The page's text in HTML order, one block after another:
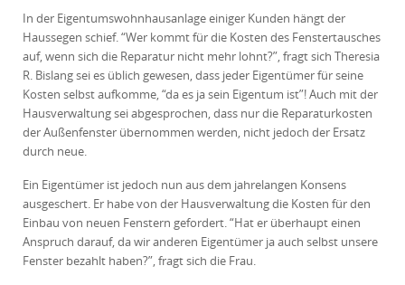
In der Eigentumswohnhausanlage einiger Kunden hängt der
Haussegen schief. “Wer kommt für die Kosten des Fenstertausches
auf, wenn sich die Reparatur nicht mehr lohnt?”, fragt sich Theresia
R. Bislang sei es üblich gewesen, dass jeder Eigentümer für seine
Kosten selbst aufkomme, “da es ja sein Eigentum ist”! Auch mit der
Hausverwaltung sei abgesprochen, dass nur die Reparaturkosten
der Außenfenster übernommen werden, nicht jedoch der Ersatz
durch neue.
Ein Eigentümer ist jedoch nun aus dem jahrelangen Konsens
ausgeschert. Er habe von der Hausverwaltung die Kosten für den
Einbau von neuen Fenstern gefordert. “Hat er überhaupt einen
Anspruch darauf, da wir anderen Eigentümer ja auch selbst unsere
Fenster bezahlt haben?”, fragt sich die Frau.